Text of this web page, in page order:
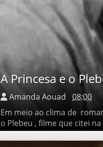
A Princesa e o Plebeu
Amanda Aouad
08:00
Em meio ao clima de
filme que citei na análise de